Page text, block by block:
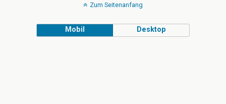
Zum Seitenanfang
Mobil Desktop